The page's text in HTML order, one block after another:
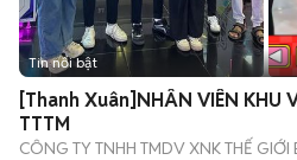
Tin nổi bật
[Thanh Xuân]NHÂN VIÊN KHU
TTTM
CÔNG TY TNHH TMDV XNK THẾ GIỚI